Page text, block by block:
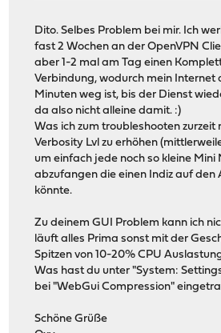
Dito. Selbes Problem bei mir. Ich
fast 2 Wochen an der OpenVPN
aber 1-2 mal am Tag einen
Verbindung, wodurch mein Internet
Minuten weg ist, bis der Dienst
da also nicht alleine damit. :)
Was ich zum troubleshooten zurzeit
Verbosity Lvl zu erhöhen
um einfach jede noch so kleine Mini
abzufangen die einen Indiz auf den
könnte.
Zu deinem GUI Problem kann ich
läuft alles Prima sonst mit der
Spitzen von 10-20% CPU
Was hast du unter "System:
bei "WebGui Compression"
Schöne Grüße